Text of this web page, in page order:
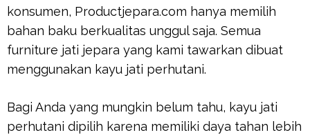
konsumen, Productjepara.com hanya memilih
bahan baku berkualitas unggul saja. Semua
furniture jati jepara yang kami tawarkan dibuat
menggunakan kayu jati perhutani.
Bagi Anda yang mungkin belum tahu, kayu jati
perhutani dipilih karena memiliki daya tahan lebih